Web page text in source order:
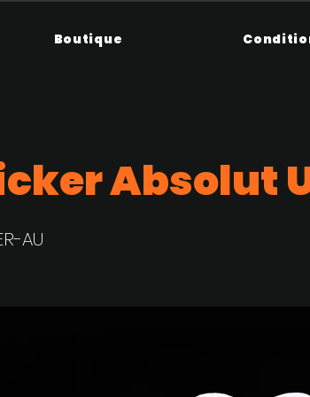
Boutique
Absolut
AU